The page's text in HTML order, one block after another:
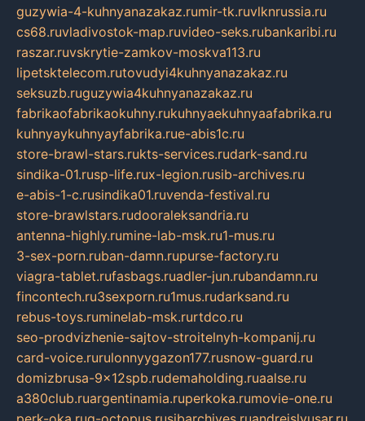
guzywia-4-kuhnyanazakaz.rumir-tk.ruvlknrussia.ru
cs68.ruvladivostok-map.ruvideo-seks.rubankaribi.ru
raszar.ruvskrytie-zamkov-moskva113.ru
lipetsktelecom.rutovudyi4kuhnyanazakaz.ru
seksuzb.ruguzywia4kuhnyanazakaz.ru
fabrikaofabrikaokuhny.rukuhnyaekuhnyaafabrika.ru
kuhnyaykuhnyayfabrika.rue-abis1c.ru
store-brawl-stars.rukts-services.rudark-sand.ru
sindika-01.rusp-life.rux-legion.rusib-archives.ru
e-abis-1-c.rusindika01.ruvenda-festival.ru
store-brawlstars.rudooraleksandria.ru
antenna-highly.rumine-lab-msk.ru1-mus.ru
3-sex-porn.ruban-damn.rupurse-factory.ru
viagra-tablet.rufasbags.ruadler-jun.rubandamn.ru
fincontech.ru3sexporn.ru1mus.rudarksand.ru
rebus-toys.ruminelab-msk.rurtdco.ru
seo-prodvizhenie-sajtov-stroitelnyh-kompanij.ru
card-voice.rurulonnyygazon177.rusnow-guard.ru
domizbrusa-9x12spb.rudemaholding.ruaalse.ru
a380club.ruargentinamia.ruperkoka.rumovie-one.ru